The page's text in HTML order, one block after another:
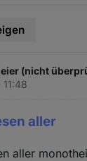
(nicht
aller
aller